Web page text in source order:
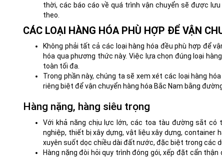
thời, các báo cáo về quá trình vận chuyển sẽ được
theo.
CÁC LOẠI HÀNG HÓA PHÙ HỢP ĐỂ VẬN
Không phải tất cả các loại hàng hóa đều phù hợp để
hóa qua phương thức này. Việc lựa chọn đúng loại
toàn tối đa.
Trong phần này, chúng ta sẽ xem xét các loại hàng
riêng biệt để vận chuyển hàng hóa Bắc Nam bằng
Hàng nặng, hàng siêu trọng
Với khả năng chịu lực lớn, các toa tàu đường sắt có
nghiệp, thiết bị xây dựng, vật liệu xây dựng, container
xuyên suốt dọc chiều dài đất nước, đặc biệt trong các
Hàng nặng đòi hỏi quy trình đóng gói, xếp đặt cẩn